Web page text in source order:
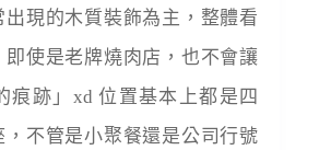
現的木質裝飾為主，整體看
使是老牌燒肉店，也不會讓
痕跡」xd 位置基本上都是四
，不管是小聚餐還是公司行號